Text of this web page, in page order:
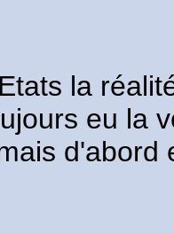
la
eu la
d'abord